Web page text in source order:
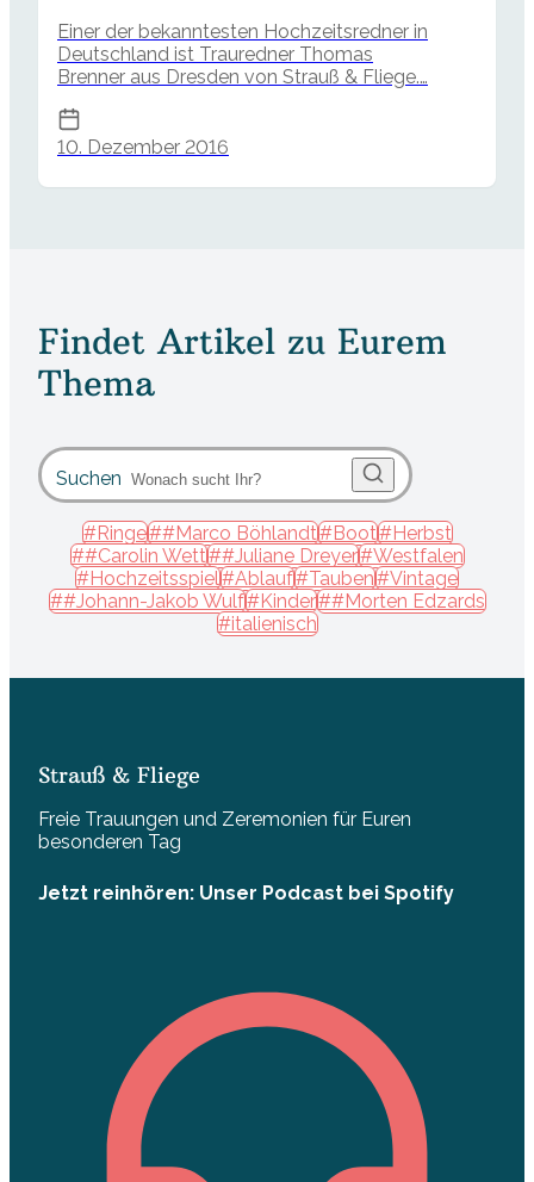
Einer der bekanntesten Hochzeitsredner in
Deutschland ist Trauredner Thomas
Brenner aus Dresden von Strauß & Fliege.…
10. Dezember 2016
Findet Artikel zu Eurem
Thema
Suchen
#Ringe##Marco Böhlandt#Boot#Herbst
##Carolin Wett##Juliane Dreyer#Westfalen
#Hochzeitsspiel#Ablauf#Tauben#Vintage
##Johann-Jakob Wulf#Kinder##Morten Edzards
#italienisch
Strauß & Fliege
Freie Trauungen und Zeremonien für Euren
besonderen Tag
Jetzt reinhören: Unser Podcast bei Spotify